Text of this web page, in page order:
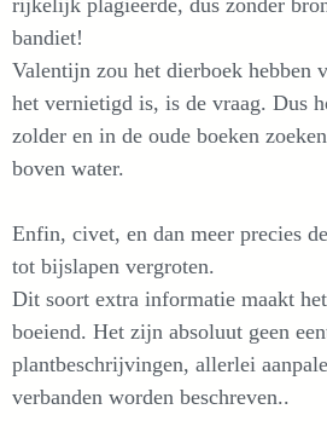
rijkelijk plagieerde, dus zonder
bandiet!
Valentijn zou het dierboek hebben
het vernietigd is, is de vraag. Dus
zolder en in de oude boeken
boven water.
Enfin, civet, en dan meer precies
tot bijslapen vergroten.
Dit soort extra informatie maakt
boeiend. Het zijn absoluut geen
plantbeschrijvingen, allerlei
verbanden worden beschreven..